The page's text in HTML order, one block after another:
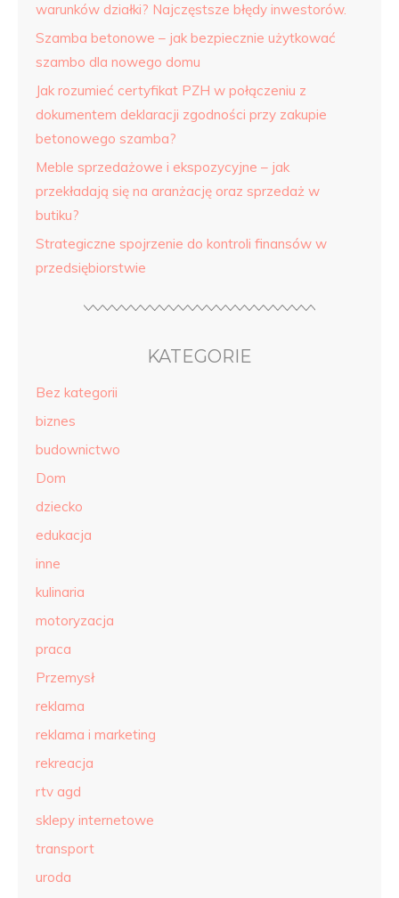
warunków działki? Najczęstsze błędy inwestorów.
Szamba betonowe – jak bezpiecznie użytkować
szambo dla nowego domu
Jak rozumieć certyfikat PZH w połączeniu z
dokumentem deklaracji zgodności przy zakupie
betonowego szamba?
Meble sprzedażowe i ekspozycyjne – jak
przekładają się na aranżację oraz sprzedaż w
butiku?
Strategiczne spojrzenie do kontroli finansów w
przedsiębiorstwie
KATEGORIE
Bez kategorii
biznes
budownictwo
Dom
dziecko
edukacja
inne
kulinaria
motoryzacja
praca
Przemysł
reklama
reklama i marketing
rekreacja
rtv agd
sklepy internetowe
transport
uroda